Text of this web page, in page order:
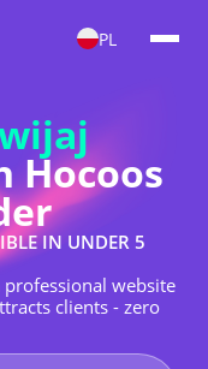
PL
IN UNDER 5
professional website
clients - zero